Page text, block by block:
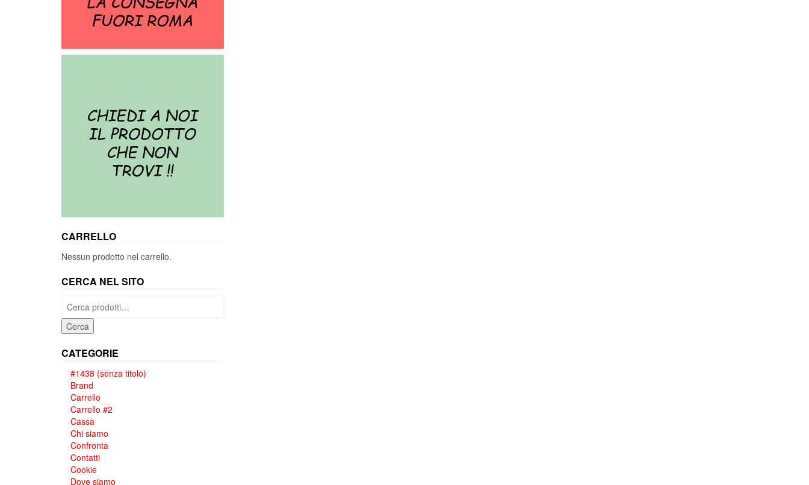
CARRELLO
Nessun prodotto nel carrello.
CERCA NEL SITO
Cerca:
Cerca
CATEGORIE
#1438 (senza titolo)
Brand
Carrello
Carrello #2
Cassa
Chi siamo
Confronta
Contatti
Cookie
Dove siamo